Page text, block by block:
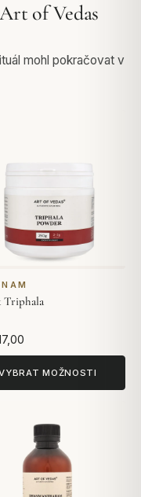
of Vedas
mohl pokračovat v
Triphala
MOŽNOSTI